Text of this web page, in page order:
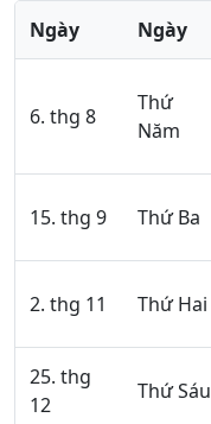
Ngày Ngày
6. thg 8
Thứ
Năm
15. thg 9 Thứ Ba
2. thg 11 Thứ Hai
25. thg
12
Thứ Sáu